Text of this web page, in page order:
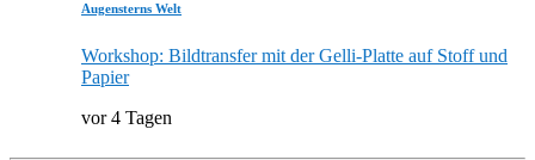
Augensterns Welt
Workshop: Bildtransfer mit der Gelli-Platte auf Stoff und
Papier
vor 4 Tagen